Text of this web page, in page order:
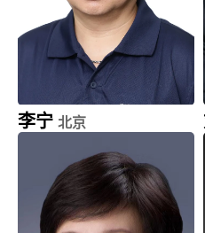
李宁 北京
阅文集团旗下新丽传媒集团
及 新丽电影
高级副总裁 及 CEO